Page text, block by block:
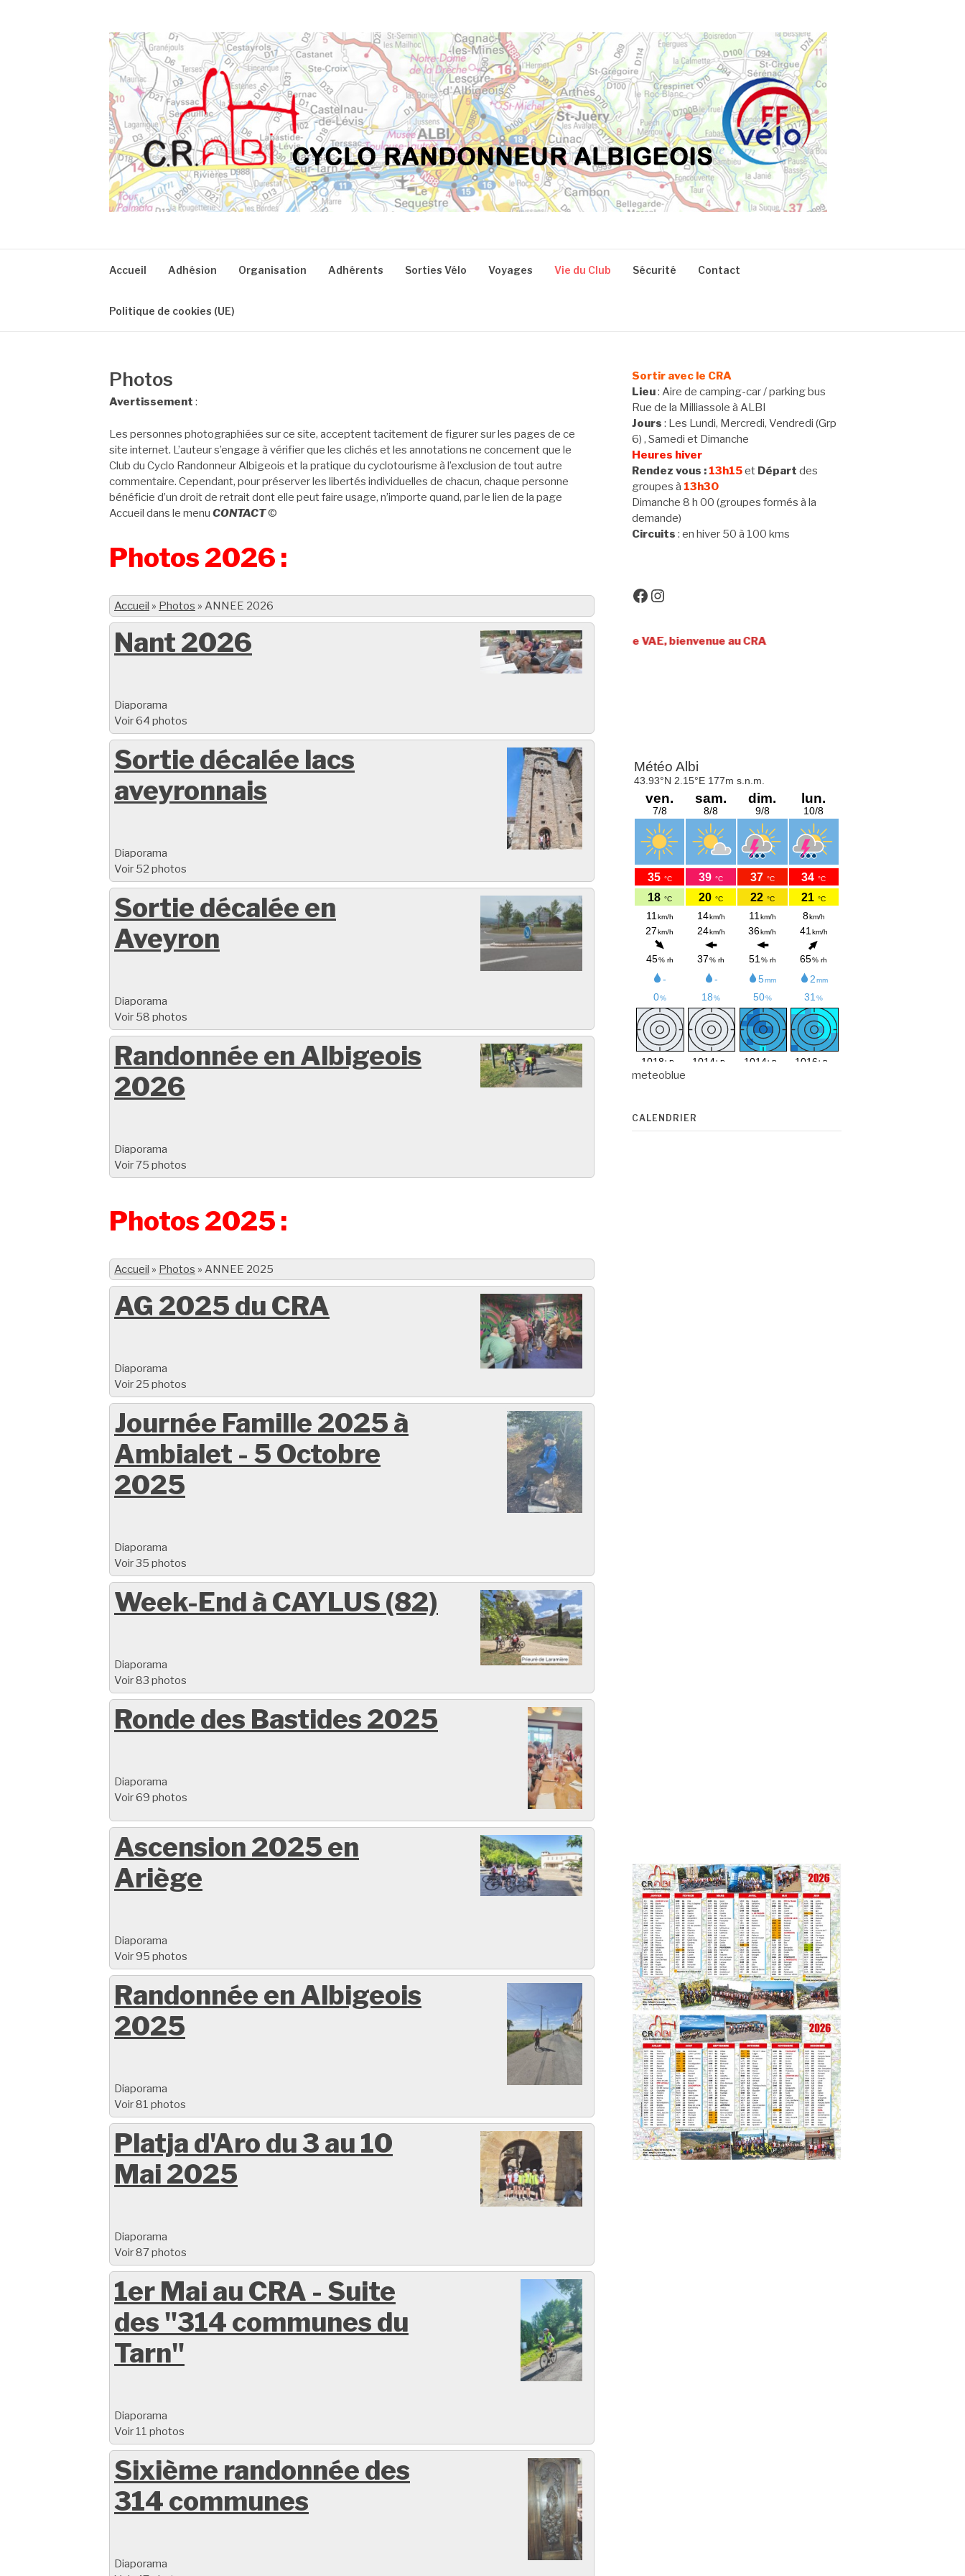
Accueil Adhésion Organisation Adhérents Sorties Vélo Voyages Vie du Club Sécurité Contact
Politique de cookies (UE)
Photos
Avertissement :
Les personnes photographiées sur ce site, acceptent tacitement de figurer sur les pages de ce
site internet. L’auteur s’engage à vérifier que les clichés et les annotations ne concernent que le
Club du Cyclo Randonneur Albigeois et la pratique du cyclotourisme à l’exclusion de tout autre
commentaire. Cependant, pour préserver les libertés individuelles de chacun, chaque personne
bénéficie d’un droit de retrait dont elle peut faire usage, n’importe quand, par le lien de la page
Accueil dans le menu CONTACT©
Photos 2026 :
Accueil » Photos » ANNEE 2026
Nant 2026
Diaporama
Voir 64 photos
Sortie décalée lacs
aveyronnais
Diaporama
Voir 52 photos
Sortie décalée en
Aveyron
Diaporama
Voir 58 photos
Randonnée en Albigeois
2026
Diaporama
Voir 75 photos
Photos 2025 :
Accueil » Photos » ANNEE 2025
AG 2025 du CRA
Diaporama
Voir 25 photos
Journée Famille 2025 à
Ambialet - 5 Octobre
2025
Diaporama
Voir 35 photos
Week-End à CAYLUS (82)
Diaporama
Voir 83 photos
Ronde des Bastides 2025
Diaporama
Voir 69 photos
Ascension 2025 en
Ariège
Diaporama
Voir 95 photos
Randonnée en Albigeois
2025
Diaporama
Voir 81 photos
Platja d'Aro du 3 au 10
Mai 2025
Diaporama
Voir 87 photos
1er Mai au CRA - Suite
des "314 communes du
Tarn"
Diaporama
Voir 11 photos
Sixième randonnée des
314 communes
Diaporama
Sortir avec le CRA
Lieu: Aire de camping-car / parking bus
Rue de la Milliassole à ALBI
Jours : Les Lundi, Mercredi, Vendredi (Grp
6) , Samedi et Dimanche
Heures hiver
Rendez vous : 13h15et Départ des
groupes à 13h30
Dimanche 8 h 00 (groupes formés à la
demande)
Circuits : en hiver 50 à 100 kms
Facebook
Instagram
Utilisateurs de VAE, bienvenue au CRA
meteoblue
CALENDRIER